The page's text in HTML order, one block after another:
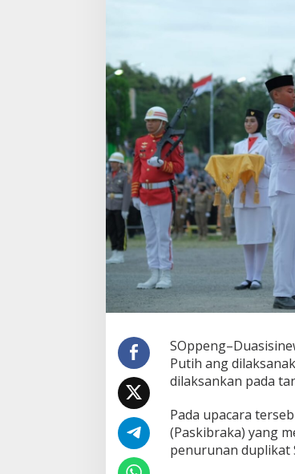
Putih ang
dilaksankan pada
Pada upacara
(Paskibraka) yang
penurunan duplikat